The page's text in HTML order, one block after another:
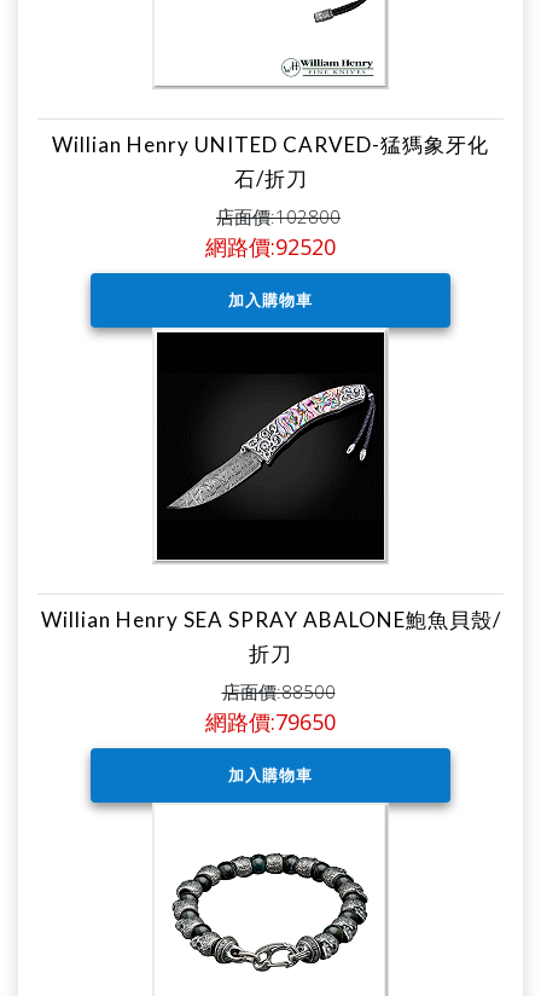
Willian Henry UNITED CARVED-猛獁象牙化
石/折刀
店面價:102800
網路價:92520
Willian Henry SEA SPRAY ABALONE鮑魚貝殼/
折刀
店面價:88500
網路價:79650